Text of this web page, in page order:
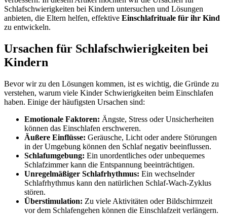
Schlafschwierigkeiten bei Kindern untersuchen und Lösungen
anbieten, die Eltern helfen, effektive Einschlafrituale für ihr Kind
zu entwickeln.
Ursachen für Schlafschwierigkeiten bei
Kindern
Bevor wir zu den Lösungen kommen, ist es wichtig, die Gründe zu
verstehen, warum viele Kinder Schwierigkeiten beim Einschlafen
haben. Einige der häufigsten Ursachen sind:
Emotionale Faktoren: Ängste, Stress oder Unsicherheiten
können das Einschlafen erschweren.
Äußere Einflüsse: Geräusche, Licht oder andere Störungen
in der Umgebung können den Schlaf negativ beeinflussen.
Schlafumgebung: Ein unordentliches oder unbequemes
Schlafzimmer kann die Entspannung beeinträchtigen.
Unregelmäßiger Schlafrhythmus: Ein wechselnder
Schlafrhythmus kann den natürlichen Schlaf-Wach-Zyklus
stören.
Überstimulation: Zu viele Aktivitäten oder Bildschirmzeit
vor dem Schlafengehen können die Einschlafzeit verlängern.